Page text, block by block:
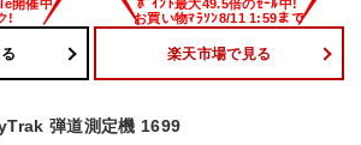
楽天市場で見る
弾道測定機 1699